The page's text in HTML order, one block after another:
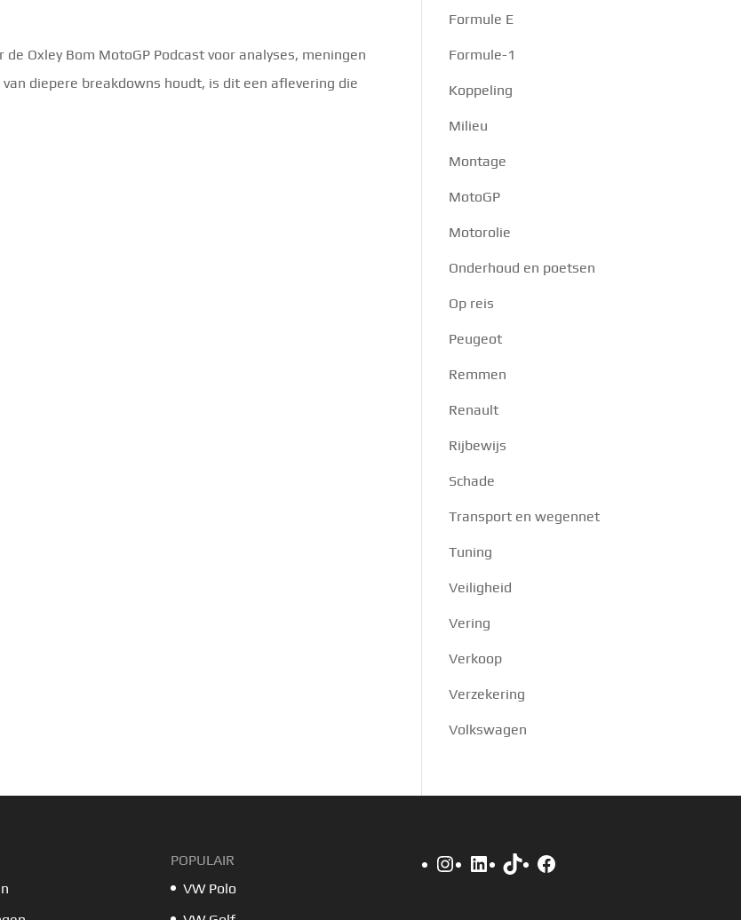
Oxley Bom MotoGP Podcast voor analyses, meningen
diepere breakdowns houdt, is dit een aflevering die
Formule E
Formule-1
Koppeling
Milieu
Montage
MotoGP
Motorolie
Onderhoud en poetsen
Op reis
Peugeot
Remmen
Renault
Rijbewijs
Schade
Transport en wegennet
Tuning
Veiligheid
Vering
Verkoop
Verzekering
Volkswagen
POPULAIR
VW Polo
Instagram
LinkedIn
TikTokFacebook